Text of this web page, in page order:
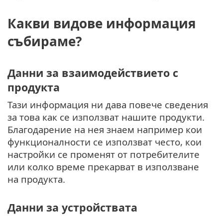
Какви видове информация
събираме?
Данни за взаимодействието с
продукта
Тази информация ни дава повече сведения
за това как се използват нашите продукти.
Благодарение на нея знаем например кои
функционалности се използват често, кои
настройки се променят от потребителите
или колко време прекарват в използване
на продукта.
Данни за устройствата